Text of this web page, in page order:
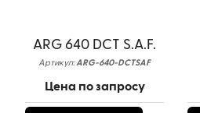
ARG 640 DCT S.A.F.
Артикул: ARG-640-DCTSAF
Цена по запросу